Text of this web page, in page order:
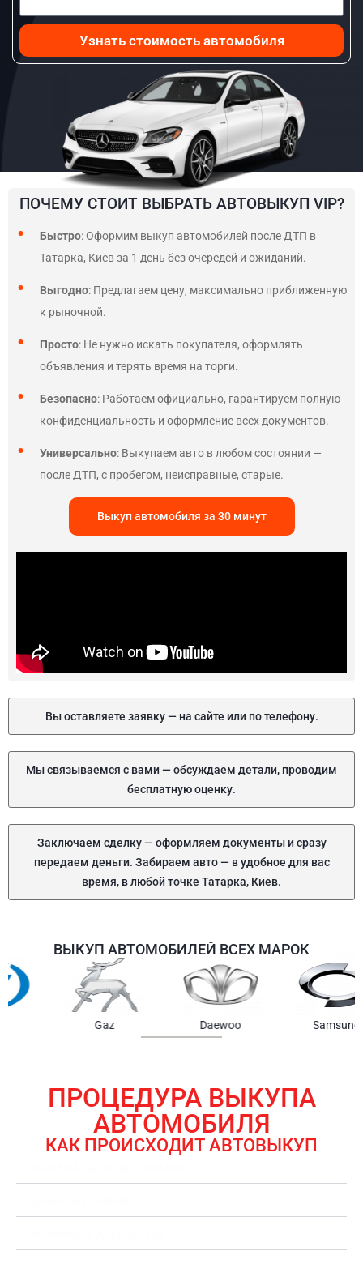
Узнать стоимость автомобиля
ПОЧЕМУ СТОИТ ВЫБРАТЬ АВТОВЫКУП VIP?
Быстро: Оформим выкуп автомобилей после ДТП в
Татарка, Киев за 1 день без очередей и ожиданий.
Выгодно: Предлагаем цену, максимально приближенную
к рыночной.
Просто: Не нужно искать покупателя, оформлять
объявления и терять время на торги.
Безопасно: Работаем официально, гарантируем полную
конфиденциальность и оформление всех документов.
Универсально: Выкупаем авто в любом состоянии —
после ДТП, с пробегом, неисправные, старые.
Выкуп автомобиля за 30 минут
Вы оставляете заявку — на сайте или по телефону.
Мы связываемся с вами — обсуждаем детали, проводим
бесплатную оценку.
Заключаем сделку — оформляем документы и сразу
передаем деньги. Забираем авто — в удобное для вас
время, в любой точке Татарка, Киев.
ВЫКУП АВТОМОБИЛЕЙ ВСЕХ МАРОК
Chrysler
ПРОЦЕДУРА ВЫКУПА
АВТОМОБИЛЯ
КАК ПРОИСХОДИТ АВТОВЫКУП